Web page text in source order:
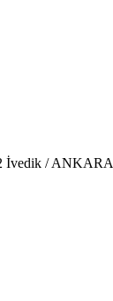
İvedik / ANKARA